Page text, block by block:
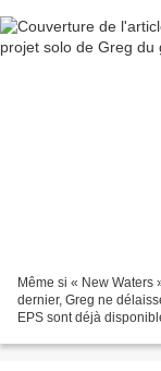
Même si « New Waters
dernier, Greg ne
EPS sont déjà